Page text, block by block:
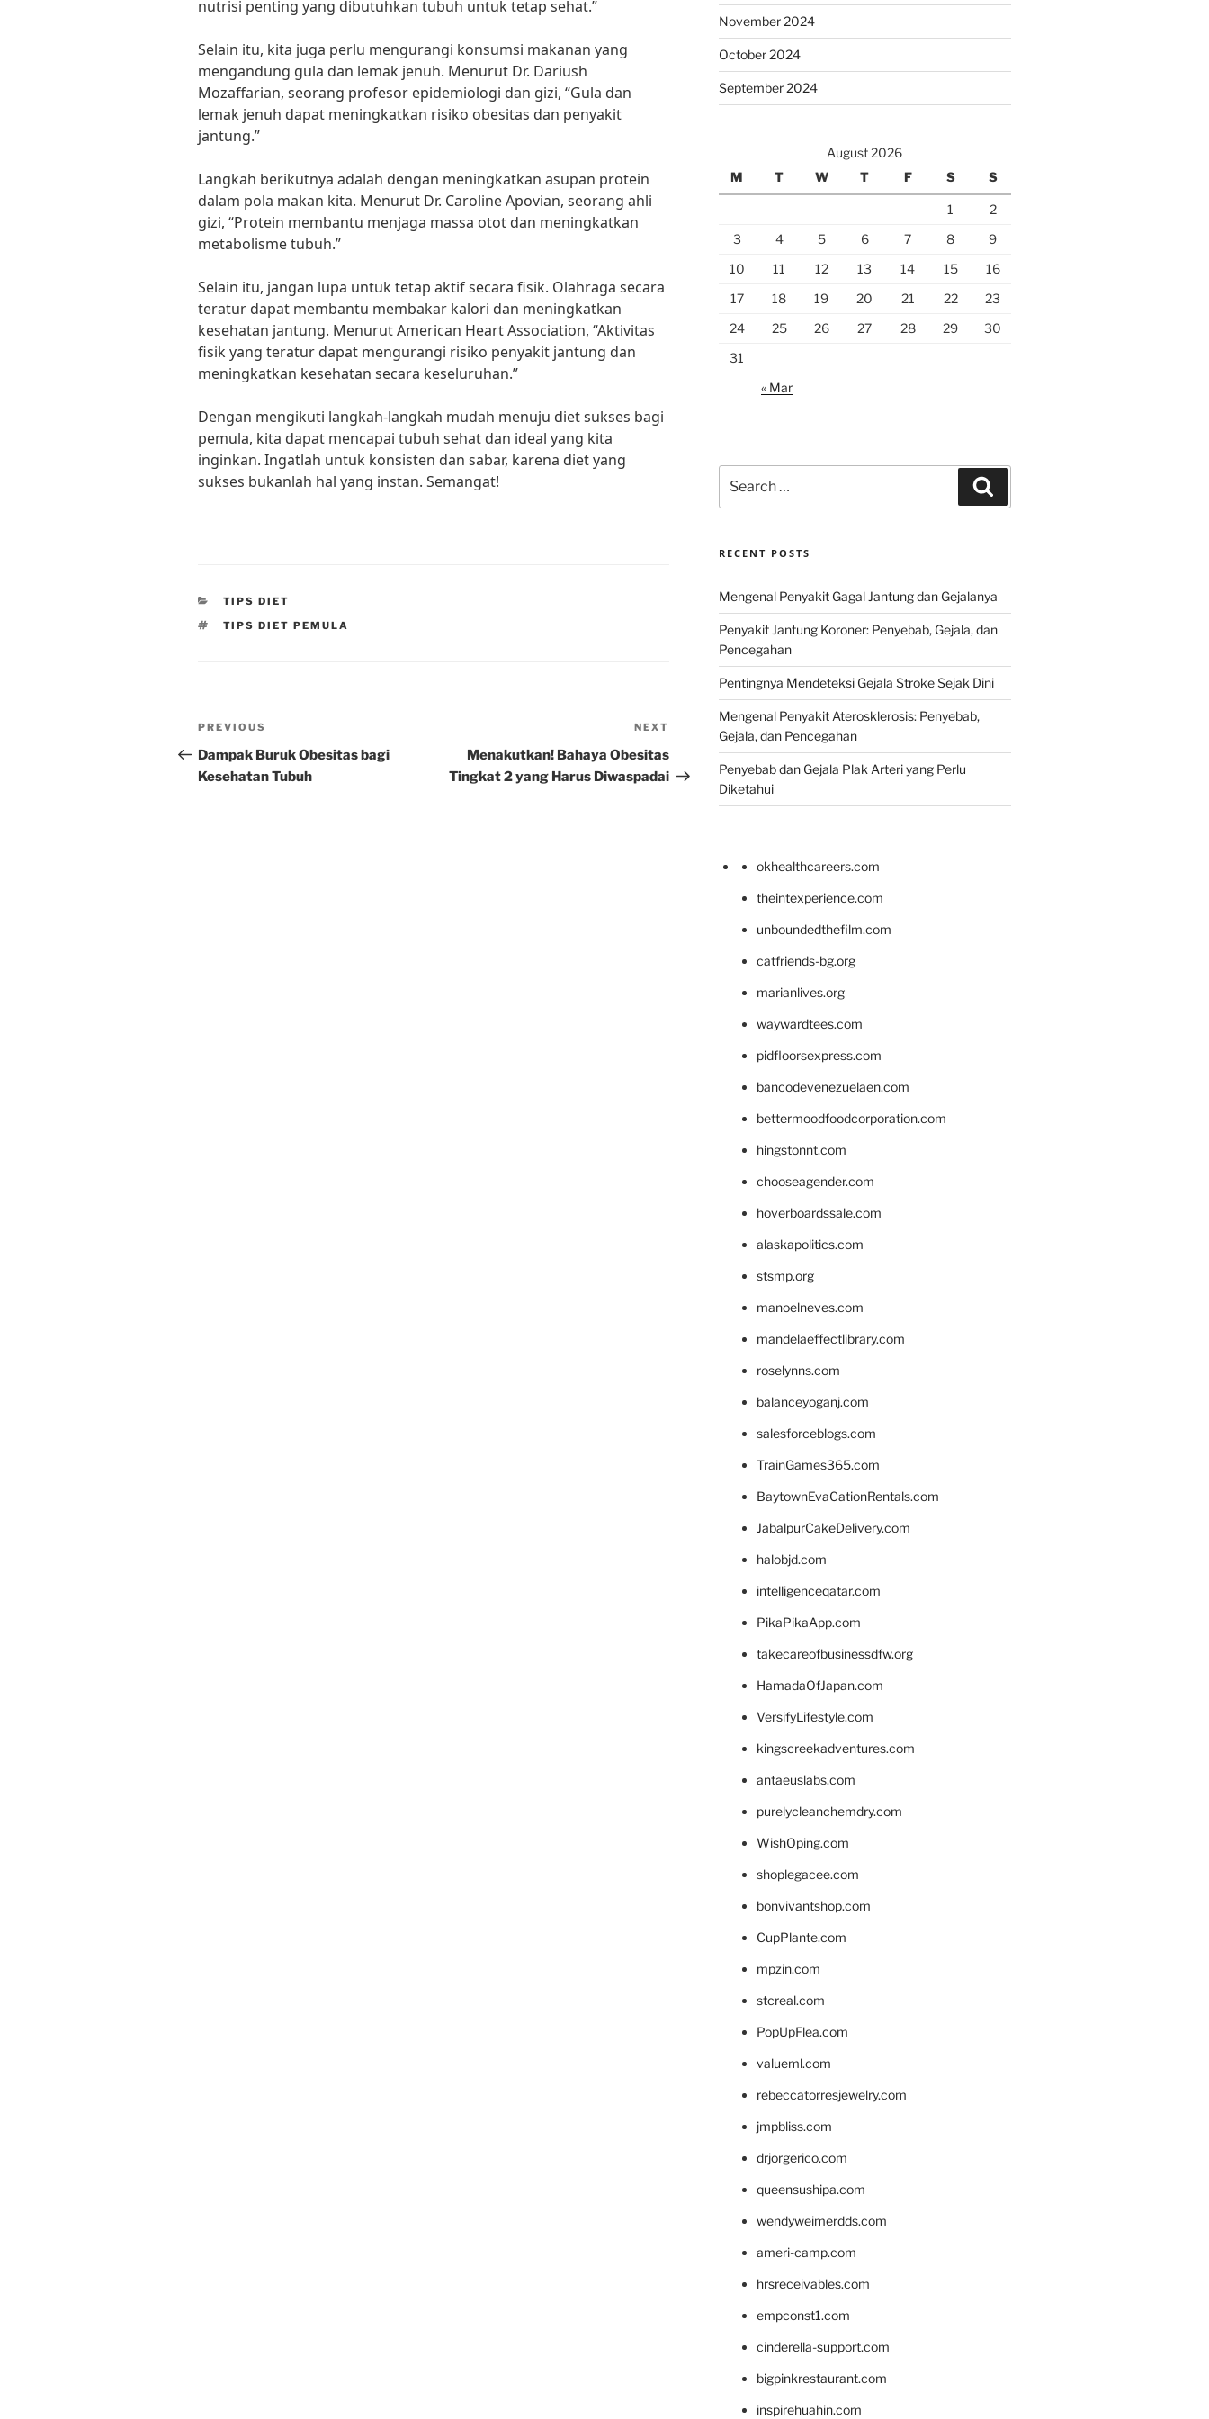
nutrisi penting yang dibutuhkan tubuh untuk tetap sehat.”
Selain itu, kita juga perlu mengurangi konsumsi makanan yang
mengandung gula dan lemak jenuh. Menurut Dr. Dariush
Mozaffarian, seorang profesor epidemiologi dan gizi, “Gula dan
lemak jenuh dapat meningkatkan risiko obesitas dan penyakit
jantung.”
Langkah berikutnya adalah dengan meningkatkan asupan protein
dalam pola makan kita. Menurut Dr. Caroline Apovian, seorang ahli
gizi, “Protein membantu menjaga massa otot dan meningkatkan
metabolisme tubuh.”
Selain itu, jangan lupa untuk tetap aktif secara fisik. Olahraga secara
teratur dapat membantu membakar kalori dan meningkatkan
kesehatan jantung. Menurut American Heart Association, “Aktivitas
fisik yang teratur dapat mengurangi risiko penyakit jantung dan
meningkatkan kesehatan secara keseluruhan.”
Dengan mengikuti langkah-langkah mudah menuju diet sukses bagi
pemula, kita dapat mencapai tubuh sehat dan ideal yang kita
inginkan. Ingatlah untuk konsisten dan sabar, karena diet yang
sukses bukanlah hal yang instan. Semangat!
CATEGORIES
TIPS DIET
TAGS
TIPS DIET PEMULA
Post
navigation
Previous
Post
PREVIOUS
Dampak Buruk Obesitas bagi
Kesehatan Tubuh
Post
NEXT
Menakutkan! Bahaya Obesitas
Tingkat 2 yang Harus Diwaspadai
November 2024
October 2024
September 2024
August 2026
M
T W T F S S
1
2
3
4 5 6 7 8
9
10
11 12 13 14 15
16
17
18 19 20 21 22
23
24
25 26 27 28 29
30
31
« Mar
for:
RECENT POSTS
Mengenal Penyakit Gagal Jantung dan Gejalanya
Penyakit Jantung Koroner: Penyebab, Gejala, dan
Pencegahan
Pentingnya Mendeteksi Gejala Stroke Sejak Dini
Mengenal Penyakit Aterosklerosis: Penyebab,
Gejala, dan Pencegahan
Penyebab dan Gejala Plak Arteri yang Perlu
Diketahui
okhealthcareers.com
theintexperience.com
unboundedthefilm.com
catfriends-bg.org
marianlives.org
waywardtees.com
pidfloorsexpress.com
bancodevenezuelaen.com
bettermoodfoodcorporation.com
hingstonnt.com
chooseagender.com
hoverboardssale.com
alaskapolitics.com
stsmp.org
manoelneves.com
mandelaeffectlibrary.com
roselynns.com
balanceyoganj.com
salesforceblogs.com
TrainGames365.com
BaytownEvaCationRentals.com
JabalpurCakeDelivery.com
halobjd.com
intelligenceqatar.com
PikaPikaApp.com
takecareofbusinessdfw.org
HamadaOfJapan.com
VersifyLifestyle.com
kingscreekadventures.com
antaeuslabs.com
purelycleanchemdry.com
WishOping.com
shoplegacee.com
bonvivantshop.com
CupPlante.com
mpzin.com
stcreal.com
PopUpFlea.com
valueml.com
rebeccatorresjewelry.com
jmpbliss.com
drjorgerico.com
queensushipa.com
wendyweimerdds.com
ameri-camp.com
hrsreceivables.com
empconst1.com
cinderella-support.com
bigpinkrestaurant.com
inspirehuahin.com